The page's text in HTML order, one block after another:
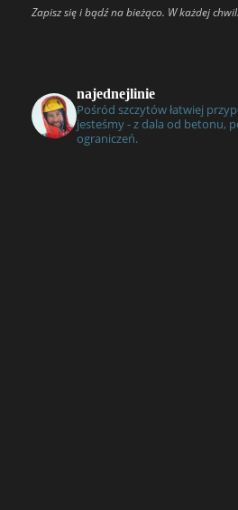
Zapisz się i bądź na bieżąco. W każdej
najednejlinie
Pośród szczytów łatwiej
jesteśmy - z dala od betonu,
ograniczeń.